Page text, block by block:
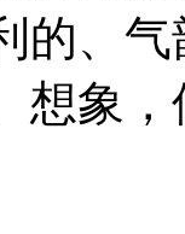
的、
想象